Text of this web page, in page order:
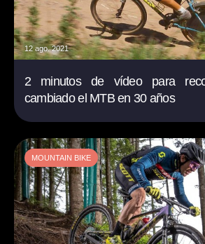
12 ago. 2021
2 minutos de vídeo para
cambiado el MTB en 30 años
MOUNTAIN BIKE